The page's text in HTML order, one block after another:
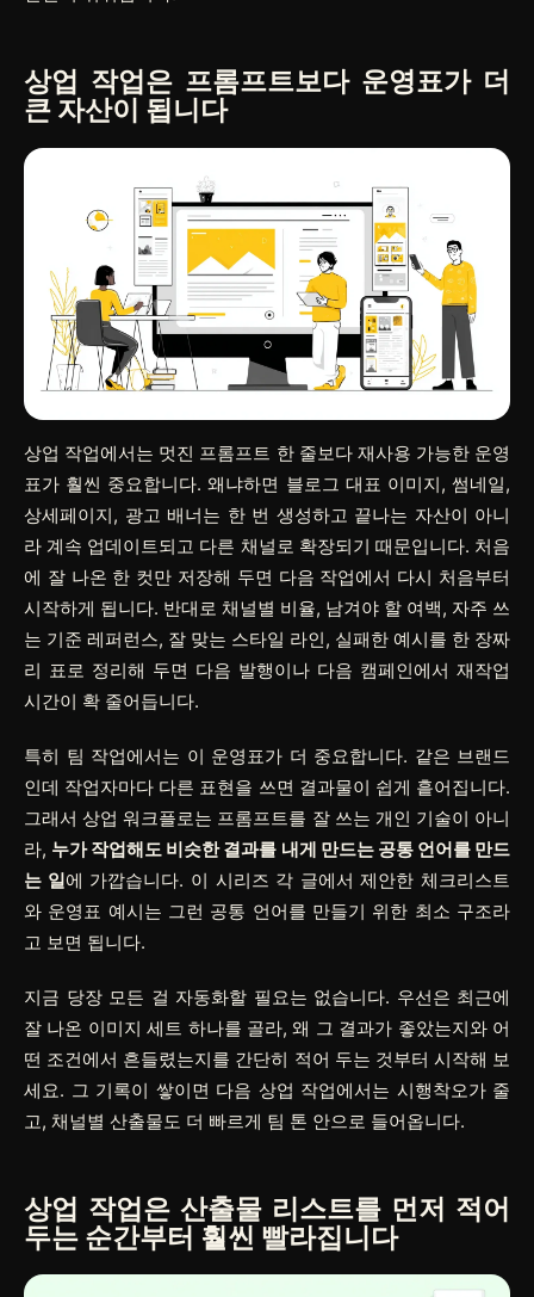
상업 작업은 프롬프트보다 운영표가 더
큰 자산이 됩니다
상업 작업에서는 멋진 프롬프트 한 줄보다 재사용 가능한 운영
표가 훨씬 중요합니다. 왜냐하면 블로그 대표 이미지, 썸네일,
상세페이지, 광고 배너는 한 번 생성하고 끝나는 자산이 아니
라 계속 업데이트되고 다른 채널로 확장되기 때문입니다. 처음
에 잘 나온 한 컷만 저장해 두면 다음 작업에서 다시 처음부터
시작하게 됩니다. 반대로 채널별 비율, 남겨야 할 여백, 자주 쓰
는 기준 레퍼런스, 잘 맞는 스타일 라인, 실패한 예시를 한 장짜
리 표로 정리해 두면 다음 발행이나 다음 캠페인에서 재작업
시간이 확 줄어듭니다.
특히 팀 작업에서는 이 운영표가 더 중요합니다. 같은 브랜드
인데 작업자마다 다른 표현을 쓰면 결과물이 쉽게 흩어집니다.
그래서 상업 워크플로는 프롬프트를 잘 쓰는 개인 기술이 아니
라, 누가 작업해도 비슷한 결과를 내게 만드는 공통 언어를 만드
는 일에 가깝습니다. 이 시리즈 각 글에서 제안한 체크리스트
와 운영표 예시는 그런 공통 언어를 만들기 위한 최소 구조라
고 보면 됩니다.
지금 당장 모든 걸 자동화할 필요는 없습니다. 우선은 최근에
잘 나온 이미지 세트 하나를 골라, 왜 그 결과가 좋았는지와 어
떤 조건에서 흔들렸는지를 간단히 적어 두는 것부터 시작해 보
세요. 그 기록이 쌓이면 다음 상업 작업에서는 시행착오가 줄
고, 채널별 산출물도 더 빠르게 팀 톤 안으로 들어옵니다.
상업 작업은 산출물 리스트를 먼저 적어
두는 순간부터 훨씬 빨라집니다